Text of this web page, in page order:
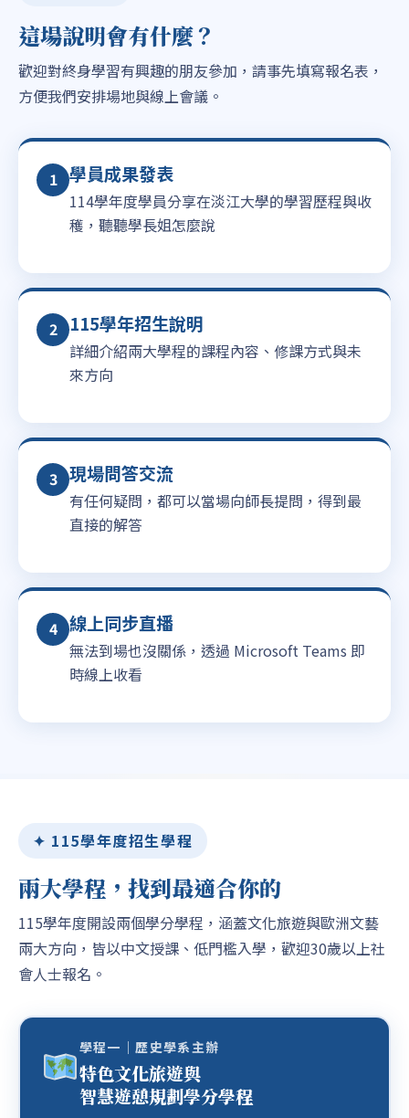
這場說明會有什麼？
歡迎對終身學習有興趣的朋友參加，請事先填寫報名表，
方便我們安排場地與線上會議。
1 學員成果發表
114學年度學員分享在淡江大學的學習歷程與收
穫，聽聽學長姐怎麼說
2 115學年招生說明
詳細介紹兩大學程的課程內容、修課方式與未
來方向
3 現場問答交流
有任何疑問，都可以當場向師長提問，得到最
直接的解答
4 線上同步直播
無法到場也沒關係，透過 Microsoft Teams 即
時線上收看
✦ 115學年度招生學程
兩大學程，找到最適合你的
115學年度開設兩個學分學程，涵蓋文化旅遊與歐洲文藝
兩大方向，皆以中文授課、低門檻入學，歡迎30歲以上社
會人士報名。
學程一｜歷史學系主辦
特色文化旅遊與
智慧遊憩規劃學分學程